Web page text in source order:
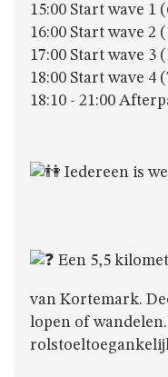
ALGEMENE
INFO
NIE
HET
GESCHIEDENIS
15:00 Start wave 1
16:00 Start wave 2
17:00 Start wave 3
18:00 Start wave 4
18:10 - 21:00
Iedereen is
Een 5,5
van Kortemark.
lopen of